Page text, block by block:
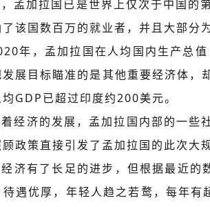
孟加拉国已是世界上仅次于中国的
该国数百万的就业者，并且大部分
年，孟加拉国在人均国内生产总
展目标瞄准的是其他重要经济体，
GDP已超过印度约200美元。
经济的发展，孟加拉国内部的一些
政策直接引发了孟加拉国的此次大
济有了长足的进步，但根据最近
遇优厚，年轻人趋之若鹜，每年